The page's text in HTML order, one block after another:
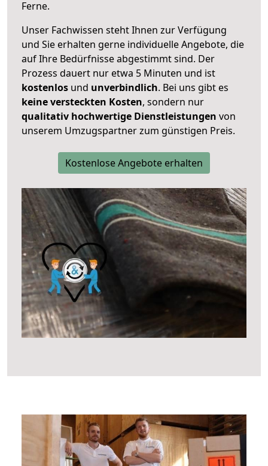
Ferne.
Unser Fachwissen steht Ihnen zur Verfügung
und Sie erhalten gerne individuelle Angebote, die
auf Ihre Bedürfnisse abgestimmt sind. Der
Prozess dauert nur etwa 5 Minuten und ist
kostenlos und unverbindlich. Bei uns gibt es
keine versteckten Kosten, sondern nur
qualitativ hochwertige Dienstleistungen von
unserem Umzugspartner zum günstigen Preis.
Kostenlose Angebote erhalten